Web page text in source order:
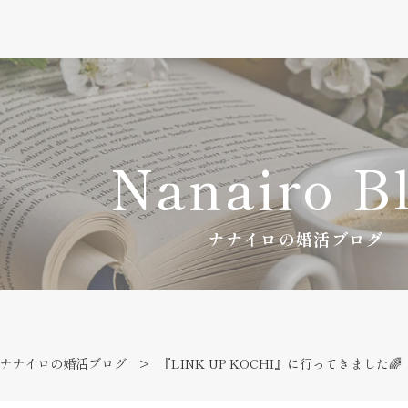
Nanairo
ナナイロの婚活ブログ
ナナイロの婚活ブログ 『LINK UP KOCHI』に行ってきました🌈